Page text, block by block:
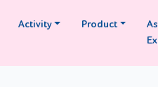
Activity Product